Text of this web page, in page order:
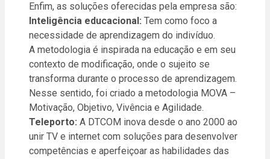
Enfim, as soluções oferecidas pela empresa são:
Inteligência educacional: Tem como foco a
necessidade de aprendizagem do indivíduo.
A metodologia é inspirada na educação e em seu
contexto de modificação, onde o sujeito se
transforma durante o processo de aprendizagem.
Nesse sentido, foi criado a metodologia MOVA –
Motivação, Objetivo, Vivência e Agilidade.
Teleporto: A DTCOM inova desde o ano 2000 ao
unir TV e internet com soluções para desenvolver
competências e aperfeiçoar as habilidades das